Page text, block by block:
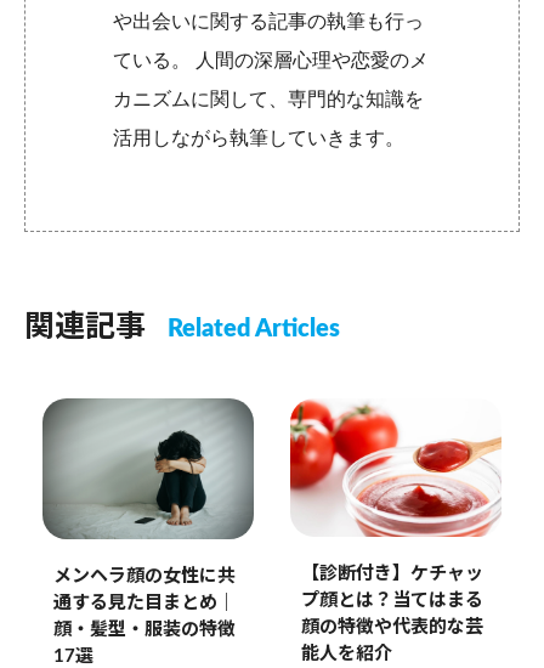
や出会いに関する記事の執筆も行っ
ている。 人間の深層心理や恋愛のメ
カニズムに関して、専門的な知識を
活用しながら執筆していきます。
関連記事 Related Articles
メンヘラ顔の女性に共
通する見た目まとめ｜
顔・髪型・服装の特徴
17選
【診断付き】ケチャッ
プ顔とは？当てはまる
顔の特徴や代表的な芸
能人を紹介